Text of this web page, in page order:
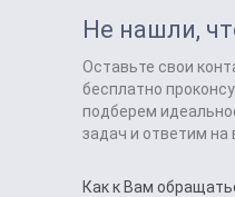
Не нашли,
Оставьте свои
бесплатно
подберем
задач и ответим на
Как к Вам